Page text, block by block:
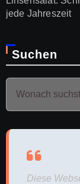
jede Jahreszeit
Suchen
Diese